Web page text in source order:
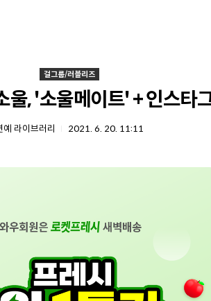
걸그룹/러블리즈
울, '소울메이트' + 인스타
예 라이브러리 2021. 6. 20. 11:11